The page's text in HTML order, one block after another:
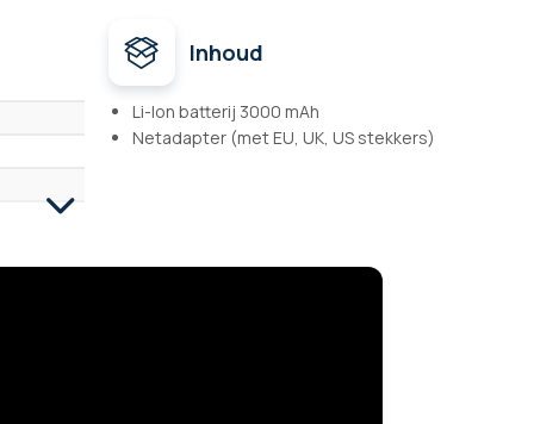
Inhoud
Li-Ion batterij 3000 mAh
Netadapter (met EU, UK, US stekkers)